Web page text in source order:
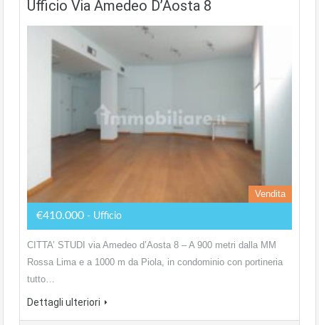
Ufficio Via Amedeo D’Aosta 8
Vendita
€410.000 - Ufficio
CITTA’ STUDI via Amedeo d’Aosta 8 – A 900 metri dalla MM
Rossa Lima e a 1000 m da Piola, in condominio con portineria
tutto…
Dettagli ulteriori